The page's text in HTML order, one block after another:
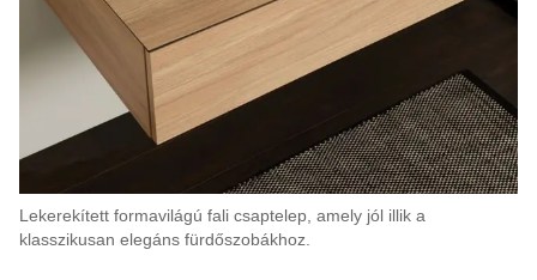
Lekerekített formavilágú fali csaptelep, amely jól illik a
klasszikusan elegáns fürdőszobákhoz.